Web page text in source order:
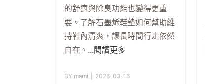
的舒適與除臭功能也變得更重
要。了解石墨烯鞋墊如何幫助維
持鞋內清爽，讓長時間行走依然
自在。 ...閱讀更多
BY mami │ 2026-03-16